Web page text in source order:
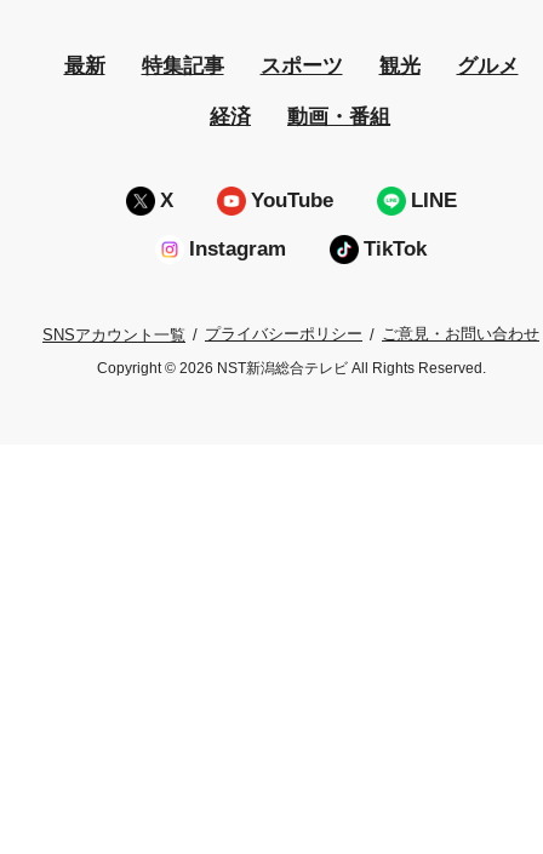
最新 特集記事 スポーツ 観光 グルメ
経済 動画・番組
X YouTube LINE
Instagram TikTok
SNSアカウント一覧 プライバシーポリシー ご意見・お問い合わせ
Copyright © 2026 NST新潟総合テレビ All Rights Reserved.